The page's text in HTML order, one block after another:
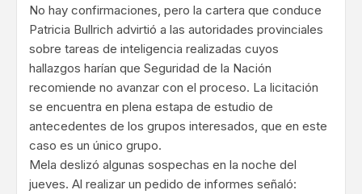
No hay confirmaciones, pero la cartera que conduce
Patricia Bullrich advirtió a las autoridades provinciales
sobre tareas de inteligencia realizadas cuyos
hallazgos harían que Seguridad de la Nación
recomiende no avanzar con el proceso. La licitación
se encuentra en plena estapa de estudio de
antecedentes de los grupos interesados, que en este
caso es un único grupo.
Mela deslizó algunas sospechas en la noche del
jueves. Al realizar un pedido de informes señaló: